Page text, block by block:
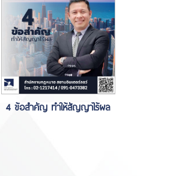
4 ข้อสำคัญ ทำให้สัญญาไร้ผล